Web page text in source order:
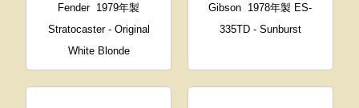
Fender 1979年製
Stratocaster - Original
White Blonde
Gibson 1978年製 ES-
335TD - Sunburst